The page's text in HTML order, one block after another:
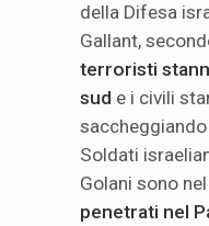
della Difesa
Gallant,
terroristi
sud e i civili
saccheggiando
Soldati
Golani sono
penetrati nel